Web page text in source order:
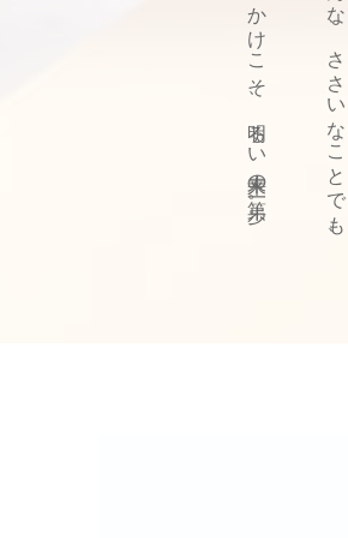
どんな、ささいなことでも、
きっかけこそ、明るい未来の第一歩。